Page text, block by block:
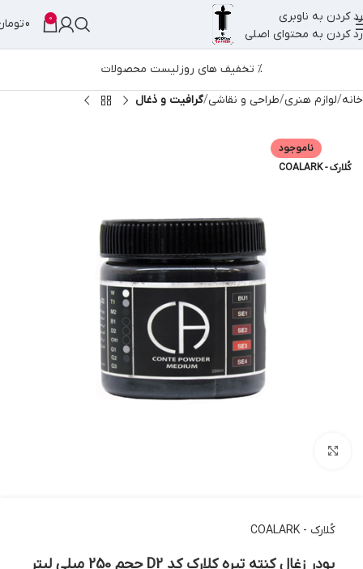
رد کردن به ناوبری
رد کردن به محتوای اصلی
0
0
% تخفیف های روزلیست محصولات
خانه لوازم هنری طراحی و نقاشی گرافیت و ذغال
ناموجود
کُلارک - COALARK
کُلارک - COALARK
پودر زغال کنته تیره کلارک کد D2 حجم 250 میلی لیتر